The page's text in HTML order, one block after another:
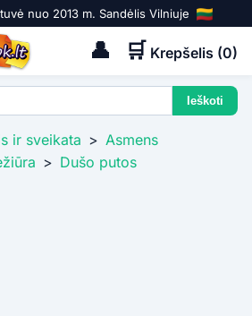
nuo 2013 m. Sandėlis Vilniuje
👤 🛒 Krepšelis (0)
ir sveikata > Asmens
> Dušo putos